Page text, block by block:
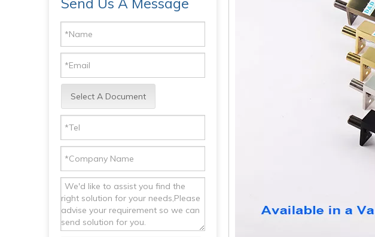
Select A Document